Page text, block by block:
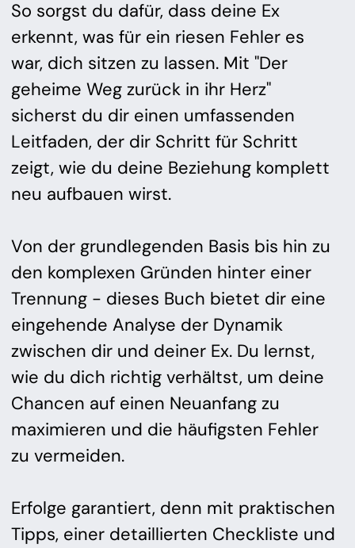
So sorgst du dafür, dass deine Ex
erkennt, was für ein riesen Fehler es
war, dich sitzen zu lassen. Mit "Der
geheime Weg zurück in ihr Herz"
sicherst du dir einen umfassenden
Leitfaden, der dir Schritt für Schritt
zeigt, wie du deine Beziehung komplett
neu aufbauen wirst.
Von der grundlegenden Basis bis hin zu
den komplexen Gründen hinter einer
Trennung - dieses Buch bietet dir eine
eingehende Analyse der Dynamik
zwischen dir und deiner Ex. Du lernst,
wie du dich richtig verhältst, um deine
Chancen auf einen Neuanfang zu
maximieren und die häufigsten Fehler
zu vermeiden.
Erfolge garantiert, denn mit praktischen
Tipps, einer detaillierten Checkliste und